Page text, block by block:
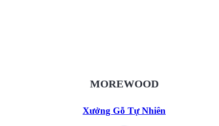
MOREWOOD
Xưởng Gỗ Tự Nhiên